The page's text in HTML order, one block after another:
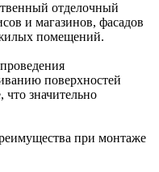
отделочный
и магазинов, фасадов
помещений.
поверхностей
значительно
при монтаже